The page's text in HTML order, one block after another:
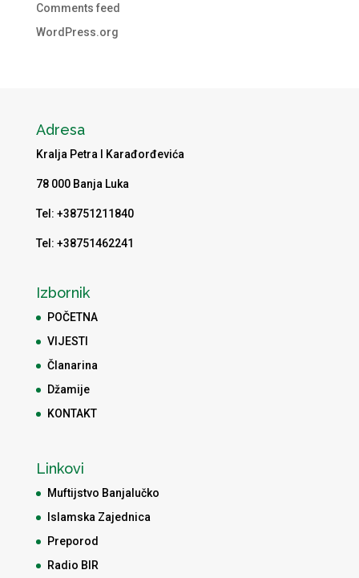
Comments feed
WordPress.org
Adresa
Kralja Petra I Karađorđevića
78 000 Banja Luka
Tel: +38751211840
Tel: +38751462241
Izbornik
POČETNA
VIJESTI
Članarina
Džamije
KONTAKT
Linkovi
Muftijstvo Banjalučko
Islamska Zajednica
Preporod
Radio BIR